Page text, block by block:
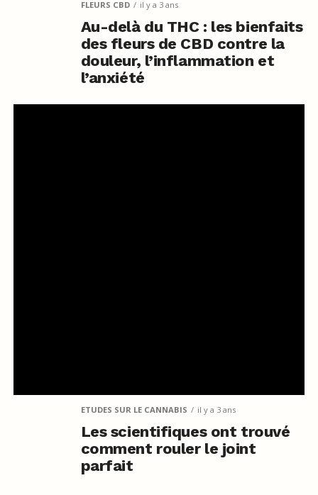
FLEURS CBD il y a 3 ans
Au-delà du THC : les bienfaits
des fleurs de CBD contre la
douleur, l’inflammation et
l’anxiété
ETUDES SUR LE CANNABIS il y a 3 ans
Les scientifiques ont trouvé
comment rouler le joint
parfait